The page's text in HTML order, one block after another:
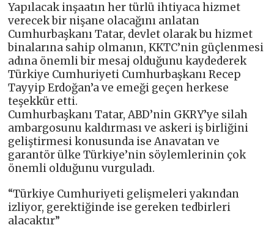
Yapılacak inşaatın her türlü ihtiyaca hizmet
verecek bir nişane olacağını anlatan
Cumhurbaşkanı Tatar, devlet olarak bu hizmet
binalarına sahip olmanın, KKTC’nin güçlenmesi
adına önemli bir mesaj olduğunu kaydederek
Türkiye Cumhuriyeti Cumhurbaşkanı Recep
Tayyip Erdoğan’a ve emeği geçen herkese
teşekkür etti.
Cumhurbaşkanı Tatar, ABD’nin GKRY’ye silah
ambargosunu kaldırması ve askeri iş birliğini
geliştirmesi konusunda ise Anavatan ve
garantör ülke Türkiye’nin söylemlerinin çok
önemli olduğunu vurguladı.
“Türkiye Cumhuriyeti gelişmeleri yakından
izliyor, gerektiğinde ise gereken tedbirleri
alacaktır”